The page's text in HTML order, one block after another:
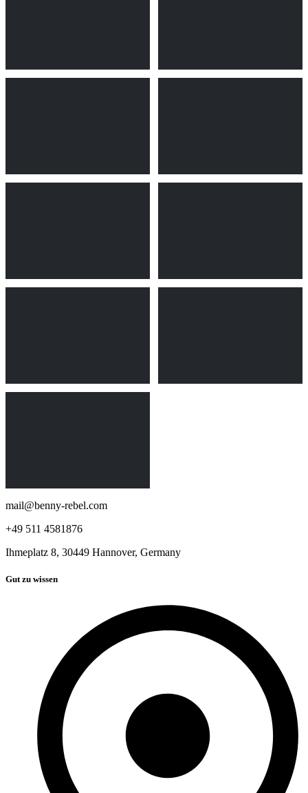
mail@benny-rebel.com
+49 511 4581876
Ihmeplatz 8, 30449 Hannover, Germany
Gut zu wissen